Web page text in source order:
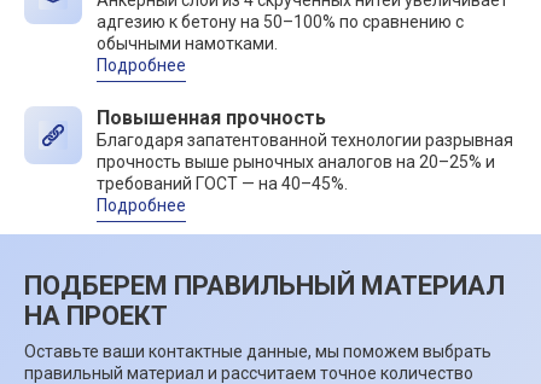
адгезию к бетону на 50–100% по сравнению с
обычными намотками.
Подробнее
Повышенная прочность
Благодаря запатентованной технологии разрывная
прочность выше рыночных аналогов на 20–25% и
требований ГОСТ — на 40–45%.
Подробнее
ПОДБЕРЕМ ПРАВИЛЬНЫЙ МАТЕРИАЛ
НА ПРОЕКТ
Оставьте ваши контактные данные, мы поможем выбрать
правильный материал и рассчитаем точное количество